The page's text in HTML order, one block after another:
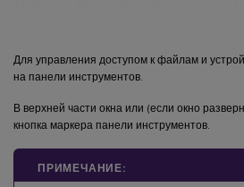
Для управления доступом к файлам и
на панели инструментов.
В верхней части окна или (если окно
кнопка маркера панели инструментов.
ПРИМЕЧАНИЕ: